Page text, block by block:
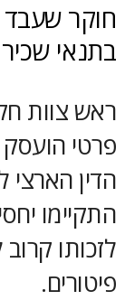
בתנאי
חקירות
בתנאי
יחסי עובד